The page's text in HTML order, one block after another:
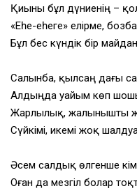
Қиыны бұл дүниенің –
«Еһе-еһеге» елірме,
Бұл бес күндік бір
Салынба, қылсаң дағы
Алдыңда уайым көп
Жарлылық, жалынышты
Сүйкімі, икемі жоқ
Әсем салдық өлгенше
Оған да мезгіл болар